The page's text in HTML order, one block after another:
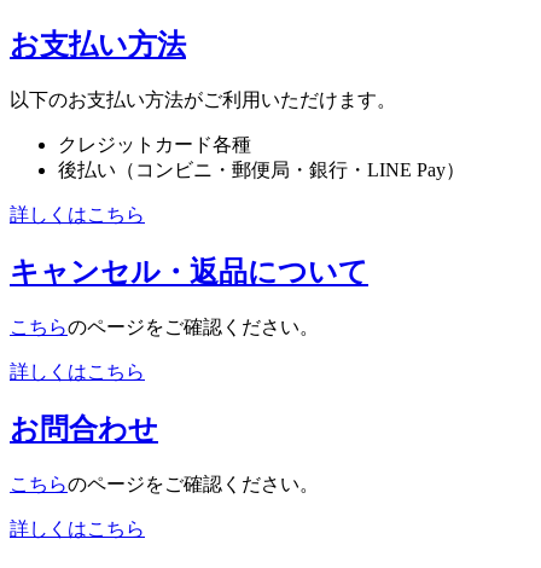
お支払い方法
以下のお支払い方法がご利用いただけます。
クレジットカード各種
後払い（コンビニ・郵便局・銀行・LINE Pay）
詳しくはこちら
キャンセル・返品について
こちらのページをご確認ください。
詳しくはこちら
お問合わせ
こちらのページをご確認ください。
詳しくはこちら